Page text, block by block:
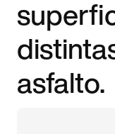
asfalto.